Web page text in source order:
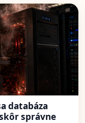
databáza
správne